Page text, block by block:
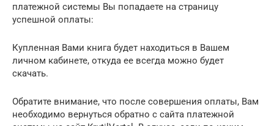
платежной системы Вы попадаете на страницу
успешной оплаты:
Купленная Вами книга будет находиться в Вашем
личном кабинете, откуда ее всегда можно будет
скачать.
Обратите внимание, что после совершения оплаты, Вам
необходимо вернуться обратно с сайта платежной